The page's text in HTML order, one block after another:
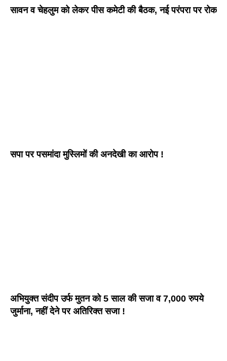
सावन व चेहलुम को लेकर पीस कमेटी की बैठक, नई परंपरा पर रोक
सपा पर पसमांदा मुस्लिमों की अनदेखी का आरोप !
अभियुक्त संदीप उर्फ मुतन को 5 साल की सजा व 7,000 रुपये
जुर्माना, नहीं देने पर अतिरिक्त सजा !